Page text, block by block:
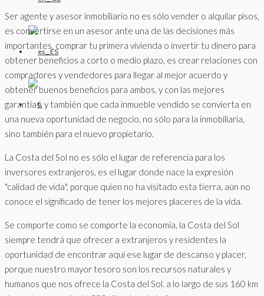
Ser agente y asesor inmobiliario no es sólo vender o alquilar pisos,
es convertirse en un asesor ante una de las decisiones más
importantes, comprar tu primera vivienda o invertir tu dinero para
obtener beneficios a corto o medio plazo, es crear relaciones con
compradores y vendedores para llegar al mejor acuerdo y
obtener buenos beneficios para ambos, y con las mejores
garantías, y también que cada inmueble vendido se convierta en
una nueva oportunidad de negocio, no sólo para la inmobiliaria,
sino también para el nuevo propietario.
La Costa del Sol no es sólo el lugar de referencia para los
inversores extranjeros, es el lugar donde nace la expresión
"calidad de vida", porque quien no ha visitado esta tierra, aún no
conoce el significado de tener los mejores placeres de la vida.
Se comporte como se comporte la economía, la Costa del Sol
siempre tendrá que ofrecer a extranjeros y residentes la
oportunidad de encontrar aquí ese lugar de descanso y placer,
porque nuestro mayor tesoro son los recursos naturales y
humanos que nos ofrece la Costa del Sol. a lo largo de sus 160 km